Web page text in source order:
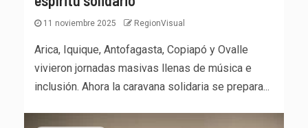
11 noviembre 2025 RegionVisual
Arica, Iquique, Antofagasta, Copiapó y Ovalle
vivieron jornadas masivas llenas de música e
inclusión. Ahora la caravana solidaria se prepara...